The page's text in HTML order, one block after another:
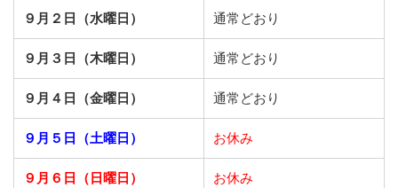
９月２日（水曜日） 通常どおり
９月３日（木曜日） 通常どおり
９月４日（金曜日） 通常どおり
９月５日（土曜日） お休み
９月６日（日曜日） お休み